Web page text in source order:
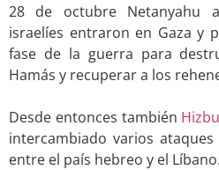
28 de octubre Netanyahu
israelíes entraron en Gaza y
fase de la guerra para
Hamás y recuperar a los
Desde entonces también
intercambiado varios
entre el país hebreo y el Líbano.